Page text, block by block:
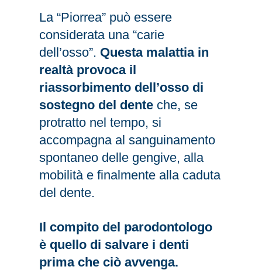
La “Piorrea” può essere
considerata una “carie
dell’osso”. Questa malattia in
realtà provoca il
riassorbimento dell’osso di
sostegno del dente che, se
protratto nel tempo, si
accompagna al sanguinamento
spontaneo delle gengive, alla
mobilità e finalmente alla caduta
del dente.
Il compito del parodontologo
è quello di salvare i denti
prima che ciò avvenga.